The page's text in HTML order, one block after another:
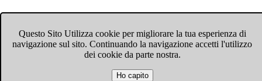
Questo Sito Utilizza cookie per migliorare la tua esperienza di
navigazione sul sito. Continuando la navigazione accetti l'utilizzo
dei cookie da parte nostra.
Ho capito
Menu